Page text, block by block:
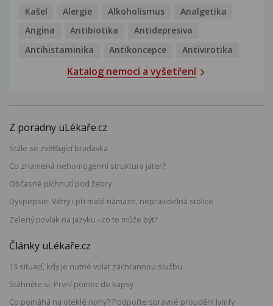
Kašel Alergie Alkoholismus
Analgetika
Angína
Antibiotika
Antidepresiva
Antihistaminika
Antikoncepce Antivirotika
Katalog nemocí a vyšetření
Z poradny uLékaře.cz
Stále se zvětšující bradavka
Co znamená nehomogenní struktura jater?
Občasné píchnutí pod žebry
Dyspepsie: Větry i při malé námaze, nepravidelná stolice
Zelený povlak na jazyku - co to může být?
Články uLékaře.cz
13 situací, kdy je nutné volat záchrannou službu
Stáhněte si: První pomoc do kapsy
Co pomáhá na oteklé nohy? Podpořte správné proudění lymfy